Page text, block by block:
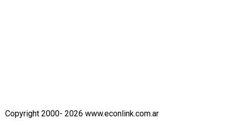
Copyright 2000- 2026 www.econlink.com.ar